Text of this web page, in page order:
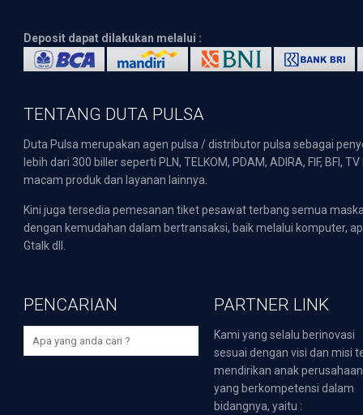
Deposit dapat dilakukan melalui :
TENTANG DUTA PULSA
Duta Pulsa merupakan agen pulsa / distributor pulsa sebagai
lebih dari 300 biller seperti PLN, TELKOM, PDAM, ADIRA, FIF,
macam produk dan layanan lainnya.
Kini juga tersedia pemesanan tiket pesawat terbang semua
dengan kemudahan dalam bertransaksi, baik melalui komputer,
Gtalk dll.
PENCARIAN PARTNER LINK
Kami yang selalu berinovasi
sesuai dengan visi dan misi
mendirikan anak perusahaan
yang berkompetensi dalam
bidangnya, yaitu :